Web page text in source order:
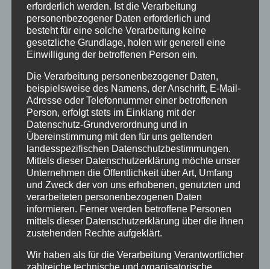
erforderlich werden. Ist die Verarbeitung
personenbezogener Daten erforderlich und
besteht für eine solche Verarbeitung keine
gesetzliche Grundlage, holen wir generell eine
Einwilligung der betroffenen Person ein.
Die Verarbeitung personenbezogener Daten,
beispielsweise des Namens, der Anschrift, E-Mail-
Adresse oder Telefonnummer einer betroffenen
Person, erfolgt stets im Einklang mit der
Datenschutz-Grundverordnung und in
Übereinstimmung mit den für uns geltenden
landesspezifischen Datenschutzbestimmungen.
Mittels dieser Datenschutzerklärung möchte unser
Unternehmen die Öffentlichkeit über Art, Umfang
und Zweck der von uns erhobenen, genutzten und
verarbeiteten personenbezogenen Daten
informieren. Ferner werden betroffene Personen
mittels dieser Datenschutzerklärung über die ihnen
zustehenden Rechte aufgeklärt.
Wir haben als für die Verarbeitung Verantwortlicher
zahlreiche technische und organisatorische